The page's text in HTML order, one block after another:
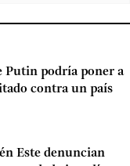
Putin podría poner a
contra un país
Este denuncian